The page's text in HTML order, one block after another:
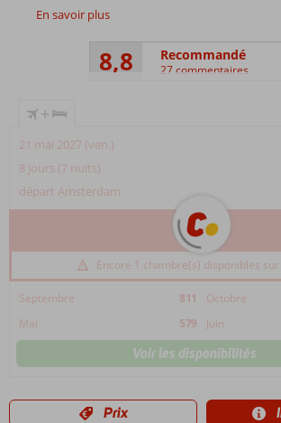
En savoir plus
8,8 Recommandé
27 commentaires
+
21 mai 2027 (ven.)
8 jours (7 nuits)
départ Amsterdam
Encore 1 chambre(s) disponibles
Septembre 811 Octobre
Mai
579 Juin
Voir les disponibilités
Prix